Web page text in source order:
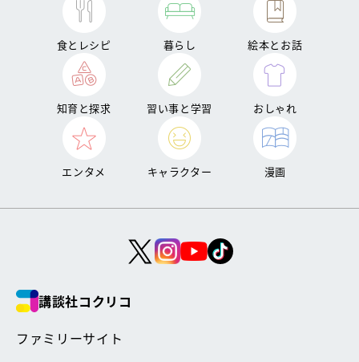
食とレシピ 暮らし 絵本とお話
知育と探求 習い事と学習 おしゃれ
エンタメ キャラクター 漫画
講談社コクリコ
ファミリーサイト